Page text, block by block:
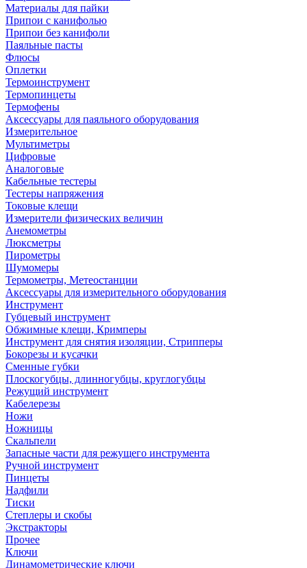
Материалы для пайки
Припои с канифолью
Припои без канифоли
Паяльные пасты
Флюсы
Оплетки
Термоинструмент
Термопинцеты
Термофены
Аксессуары для паяльного оборудования
Измерительное
Мультиметры
Цифровые
Аналоговые
Кабельные тестеры
Тестеры напряжения
Токовые клещи
Измерители физических величин
Анемометры
Люксметры
Пирометры
Шумомеры
Термометры, Метеостанции
Аксессуары для измерительного оборудования
Инструмент
Губцевый инструмент
Обжимные клещи, Кримперы
Инструмент для снятия изоляции, Стрипперы
Бокорезы и кусачки
Сменные губки
Плоскогубцы, длинногубцы, круглогубцы
Режущий инструмент
Кабелерезы
Ножи
Ножницы
Скальпели
Запасные части для режущего инструмента
Ручной инструмент
Пинцеты
Надфили
Тиски
Степлеры и скобы
Экстракторы
Прочее
Ключи
Динамометрические ключи